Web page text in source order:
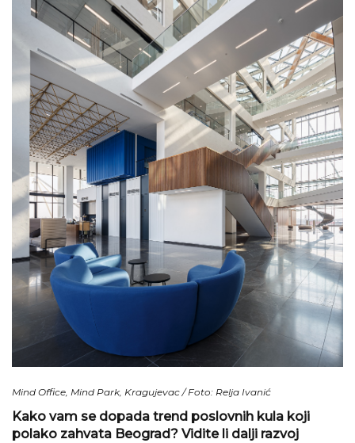
Mind Office, Mind Park, Kragujevac / Foto: Relja Ivanić
Kako vam se dopada trend poslovnih kula koji
polako zahvata Beograd? Vidite li dalji razvoj